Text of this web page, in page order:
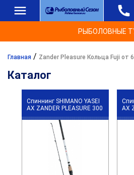
РЫБОЛОВНЫЕ
Главная / Zander Pleasure Кольца Fuji от
Каталог
Спиннинг SHIMANO YASEI
АХ ZANDER PLEASURE 300
АХ